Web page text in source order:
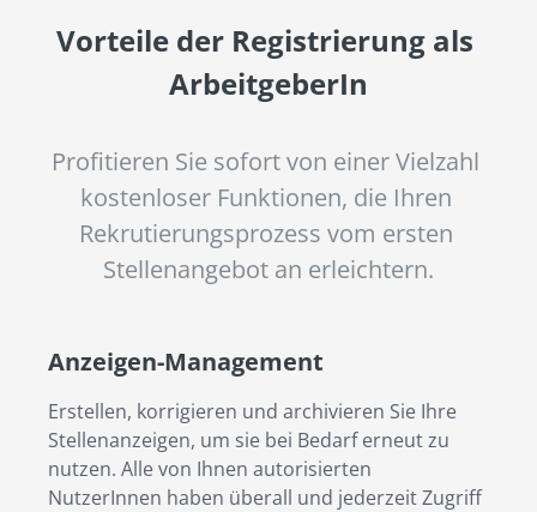
Vorteile der Registrierung als
ArbeitgeberIn
Profitieren Sie sofort von einer Vielzahl
kostenloser Funktionen, die Ihren
Rekrutierungsprozess vom ersten
Stellenangebot an erleichtern.
Anzeigen-Management
Erstellen, korrigieren und archivieren Sie Ihre
Stellenanzeigen, um sie bei Bedarf erneut zu
nutzen. Alle von Ihnen autorisierten
NutzerInnen haben überall und jederzeit Zugriff